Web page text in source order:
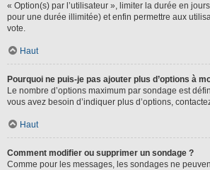
« Option(s) par l’utilisateur », limiter la durée en
pour une durée illimitée) et enfin permettre aux
vote.
Haut
Pourquoi ne puis-je pas ajouter plus d’options à
Le nombre d’options maximum par sondage est
vous avez besoin d’indiquer plus d’options,
Haut
Comment modifier ou supprimer un sondage ?
Comme pour les messages, les sondages ne